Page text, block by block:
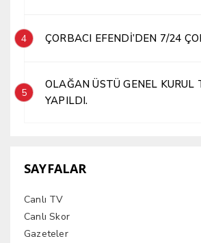
4 ÇORBACI EFENDİ’DEN 7/24
5
OLAĞAN ÜSTÜ GENEL KURUL
YAPILDI.
SAYFALAR
Canlı TV
Canlı Skor
Gazeteler